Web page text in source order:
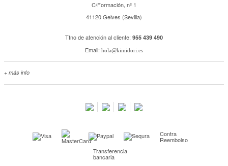
C/Formación, nº 1
41120 Gelves (Sevilla)
Tfno de atención al cliente: 955 439 490
Email: hola@kimidori.es
+ más info
Kimidori PRINT, nuestro servicio de impresión de fotos Contra
Reembolso
Transferencia
bancaria